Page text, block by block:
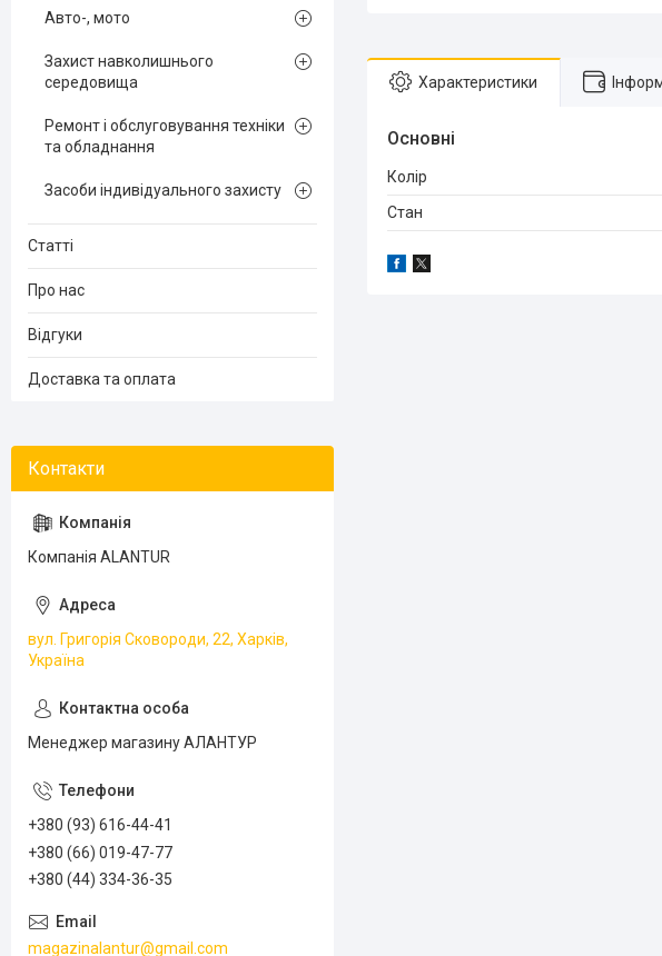
Характеристики
Основні
Колір
Стан
Авто-, мото
Захист навколишнього
середовища
Ремонт і обслуговування техніки
та обладнання
Засоби індивідуального захисту
Статті
Про нас
Відгуки
Доставка та оплата
Компанія ALANTUR
вул. Григорія Сковороди, 22, Харків,
Україна
Менеджер магазину АЛАНТУР
+380 (93) 616-44-41
+380 (66) 019-47-77
+380 (44) 334-36-35
magazinalantur@gmail.com